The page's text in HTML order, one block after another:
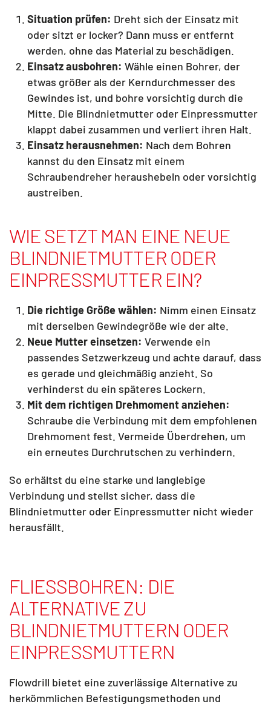
Situation prüfen: Dreht sich der Einsatz mit
oder sitzt er locker? Dann muss er entfernt
werden, ohne das Material zu beschädigen.
Einsatz ausbohren: Wähle einen Bohrer, der
etwas größer als der Kerndurchmesser des
Gewindes ist, und bohre vorsichtig durch die
Mitte. Die Blindnietmutter oder Einpressmutter
klappt dabei zusammen und verliert ihren Halt.
Einsatz herausnehmen: Nach dem Bohren
kannst du den Einsatz mit einem
Schraubendreher heraushebeln oder vorsichtig
austreiben.
WIE SETZT MAN EINE NEUE
BLINDNIETMUTTER ODER
EINPRESSMUTTER EIN?
Die richtige Größe wählen: Nimm einen Einsatz
mit derselben Gewindegröße wie der alte.
Neue Mutter einsetzen: Verwende ein
passendes Setzwerkzeug und achte darauf, dass
es gerade und gleichmäßig anzieht. So
verhinderst du ein späteres Lockern.
Mit dem richtigen Drehmoment anziehen:
Schraube die Verbindung mit dem empfohlenen
Drehmoment fest. Vermeide Überdrehen, um
ein erneutes Durchrutschen zu verhindern.
So erhältst du eine starke und langlebige
Verbindung und stellst sicher, dass die
Blindnietmutter oder Einpressmutter nicht wieder
herausfällt.
FLIESSBOHREN: DIE A
LTERNATIVE ZU B
LINDNIETMUTTERN ODER E
INPRESSMUTTERN
Flowdrill bietet eine zuverlässige Alternative zu
herkömmlichen Befestigungsmethoden und